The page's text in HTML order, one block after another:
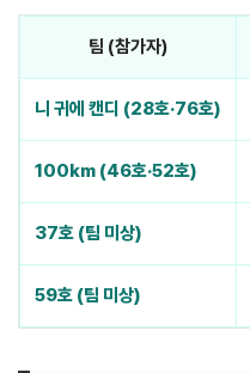
팀 (참가자)
니 귀에 캔디 (28호·76호)
100km (46호·52호)
37호 (팀 미상)
59호 (팀 미상)